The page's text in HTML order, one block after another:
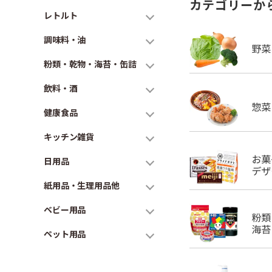
レトルト
調味料・油
粉類・乾物・海苔・缶詰
飲料・酒
健康食品
キッチン雑貨
日用品
紙用品・生理用品他
ベビー用品
ペット用品
カテゴリーか